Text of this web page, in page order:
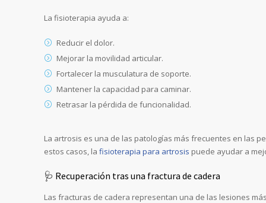
La fisioterapia ayuda a:
Reducir el dolor.
Mejorar la movilidad articular.
Fortalecer la musculatura de soporte.
Mantener la capacidad para caminar.
Retrasar la pérdida de funcionalidad.
La artrosis es una de las patologías más frecuentes en las
estos casos, la fisioterapia para artrosis puede ayudar a
🩺 Recuperación tras una fractura de cadera
Las fracturas de cadera representan una de las lesiones